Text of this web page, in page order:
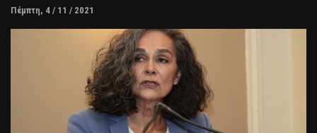
Πέμπτη, 4 / 11 / 2021